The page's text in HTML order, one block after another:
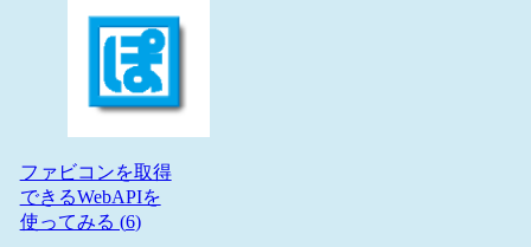
ファビコンを取得
できるWebAPIを
使ってみる (6)